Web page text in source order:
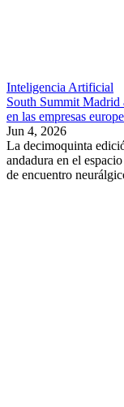
Inteligencia Artificial
South Summit Madrid
en las empresas
Jun 4, 2026
La decimoquinta
andadura en el
de encuentro